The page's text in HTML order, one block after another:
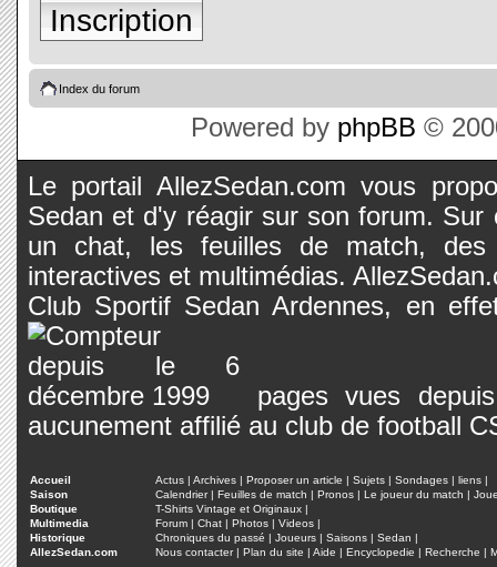
Inscription
Index du forum
Powered by phpBB ©
Le portail AllezSedan.com vous
Sedan et d'y réagir sur son forum.
un chat, les feuilles de match, des
interactives et multimédias.
Club Sportif Sedan Ardennes, en
pages vues
aucunement affilié au club de football
Accueil Actus | Archives | Proposer un article | Sujets | Sondages | liens |
Saison
Calendrier| Feuilles de match | Pronos | Le joueur du match |
Boutique
T-Shirts Vintage et Originaux |
Multimedia
Forum | Chat | Photos | Videos |
Historique
Chroniques du passé | Joueurs | Saisons | Sedan |
AllezSedan.com
Nous contacter| Plan du site | Aide | Encyclopedie | Recherche |